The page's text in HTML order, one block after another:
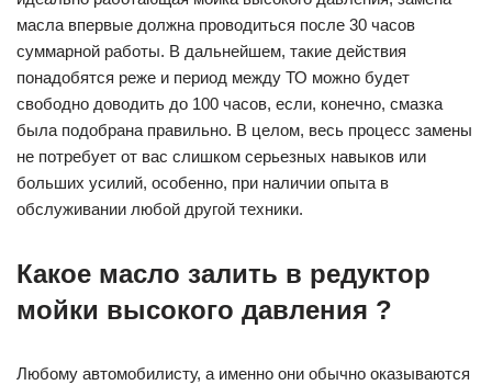
масла впервые должна проводиться после 30 часов
суммарной работы. В дальнейшем, такие действия
понадобятся реже и период между ТО можно будет
свободно доводить до 100 часов, если, конечно, смазка
была подобрана правильно. В целом, весь процесс замены
не потребует от вас слишком серьезных навыков или
больших усилий, особенно, при наличии опыта в
обслуживании любой другой техники.
Какое масло залить в редуктор
мойки высокого давления ?
Любому автомобилисту, а именно они обычно оказываются